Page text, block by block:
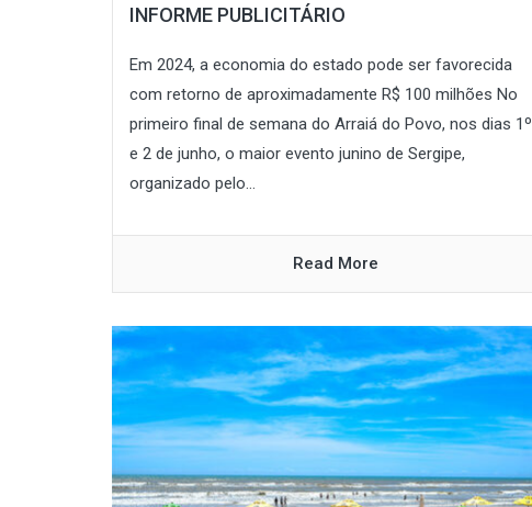
INFORME PUBLICITÁRIO
Em 2024, a economia do estado pode ser favorecida
com retorno de aproximadamente R$ 100 milhões No
primeiro final de semana do Arraiá do Povo, nos dias 1º
e 2 de junho, o maior evento junino de Sergipe,
organizado pelo...
Read More